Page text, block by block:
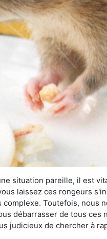
situation pareille, il est
laissez ces rongeurs
Toutefois,
débarrasser de tous ces
judicieux de chercher à